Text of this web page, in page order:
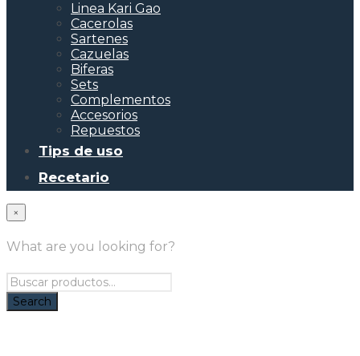
Linea Kari Gao
Cacerolas
Sartenes
Cazuelas
Biferas
Sets
Complementos
Accesorios
Repuestos
Tips de uso
Recetario
×
What are you looking for?